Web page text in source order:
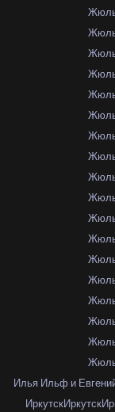
Илья Ильф и
ИркутскИркутск